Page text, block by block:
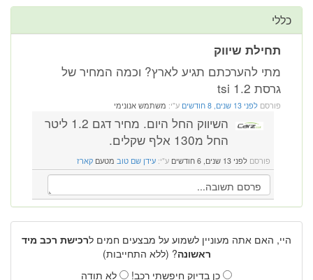
כללי
תחילת שיווק
מתי להערכתם תגיע לארץ? וכמה המחיר של
גרסת 1.2 tsi
פורסם לפני 13 שנים, 8 חודשים ע"י: משתמש אנונימי
השיווק החל היום. מחיר דגם 1.2 ליטר
החל מ130 אלף שקלים.
פורסם לפני 13 שנים, 6 חודשים ע"י: עידן שם טוב מטעם קארז
היי, האם אתה מעוניין לשמוע על מבצעים חמים לרכישת רכב מיד
ראשונה? (ללא התחייבות)
כן בדיוק חיפשתי רכב!
לא תודה